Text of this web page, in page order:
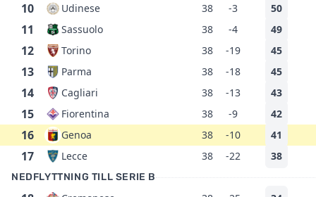
10 Udinese 38 -3 50
11 Sassuolo 38 -4 49
12 Torino 38 -19 45
13 Parma 38 -18 45
14 Cagliari 38 -13 43
15 Fiorentina 38 -9 42
16 Genoa 38 -10 41
17 Lecce 38 -22 38
NEDFLYTTNING TILL SERIE B